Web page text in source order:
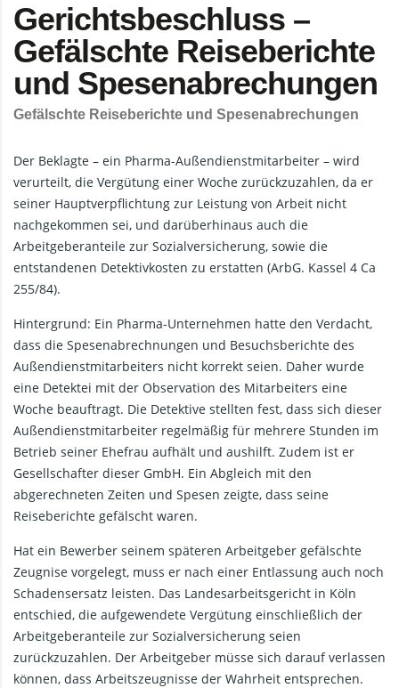
Gerichtsbeschluss –
Gefälschte Reiseberichte
und Spesenabrechungen
Gefälschte Reiseberichte und Spesenabrechungen
Der Beklagte – ein Pharma-Außendienstmitarbeiter – wird
verurteilt, die Vergütung einer Woche zurückzuzahlen, da er
seiner Hauptverpflichtung zur Leistung von Arbeit nicht
nachgekommen sei, und darüberhinaus auch die
Arbeitgeberanteile zur Sozialversicherung, sowie die
entstandenen Detektivkosten zu erstatten (ArbG. Kassel 4 Ca
255/84).
Hintergrund: Ein Pharma-Unternehmen hatte den Verdacht,
dass die Spesenabrechnungen und Besuchsberichte des
Außendienstmitarbeiters nicht korrekt seien. Daher wurde
eine Detektei mit der Observation des Mitarbeiters eine
Woche beauftragt. Die Detektive stellten fest, dass sich dieser
Außendienstmitarbeiter regelmäßig für mehrere Stunden im
Betrieb seiner Ehefrau aufhält und aushilft. Zudem ist er
Gesellschafter dieser GmbH. Ein Abgleich mit den
abgerechneten Zeiten und Spesen zeigte, dass seine
Reiseberichte gefälscht waren.
Hat ein Bewerber seinem späteren Arbeitgeber gefälschte
Zeugnise vorgelegt, muss er nach einer Entlassung auch noch
Schadensersatz leisten. Das Landesarbeitsgericht in Köln
entschied, die aufgewendete Vergütung einschließlich der
Arbeitgeberanteile zur Sozialversicherung seien
zurückzuzahlen. Der Arbeitgeber müsse sich darauf verlassen
können, dass Arbeitszeugnisse der Wahrheit entsprechen.